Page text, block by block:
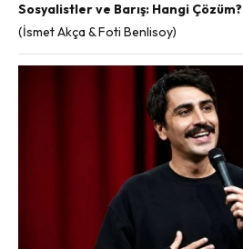
Sosyalistler ve Barış: Hangi Çözüm?
(İsmet Akça & Foti Benlisoy)